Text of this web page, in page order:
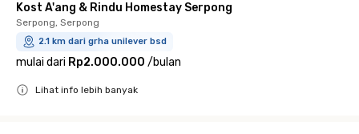
Kost A'ang & Rindu Homestay Serpong
Serpong, Serpong
2.1 km dari grha unilever bsd
mulai dari Rp2.000.000 /bulan
Lihat info lebih banyak